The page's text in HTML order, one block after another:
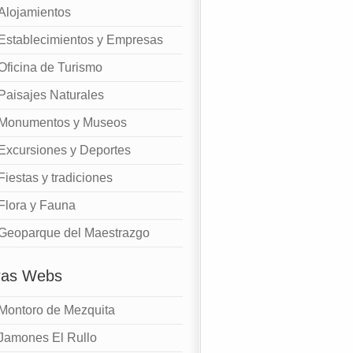
y Empresas
de Turismo
Naturales
y Museos
y Deportes
y tradiciones
y Fauna
del Maestrazgo
Webs
de Mezquita
El Rullo